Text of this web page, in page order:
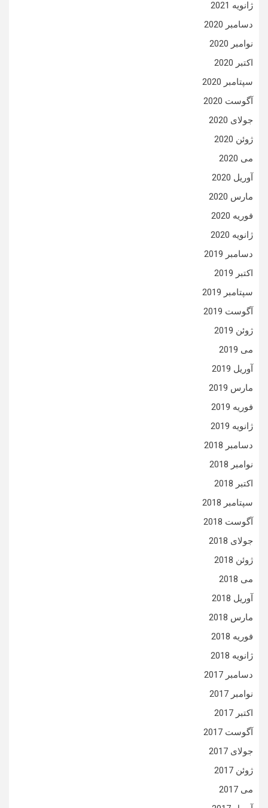
ژانویه 2021
دسامبر 2020
نوامبر 2020
اکتبر 2020
سپتامبر 2020
آگوست 2020
جولای 2020
ژوئن 2020
می 2020
آوریل 2020
مارس 2020
فوریه 2020
ژانویه 2020
دسامبر 2019
اکتبر 2019
سپتامبر 2019
آگوست 2019
ژوئن 2019
می 2019
آوریل 2019
مارس 2019
فوریه 2019
ژانویه 2019
دسامبر 2018
نوامبر 2018
اکتبر 2018
سپتامبر 2018
آگوست 2018
جولای 2018
ژوئن 2018
می 2018
آوریل 2018
مارس 2018
فوریه 2018
ژانویه 2018
دسامبر 2017
نوامبر 2017
اکتبر 2017
آگوست 2017
جولای 2017
ژوئن 2017
می 2017